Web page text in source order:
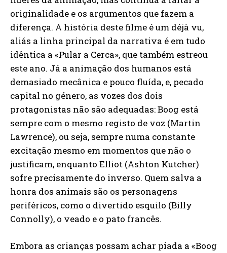
originalidade e os argumentos que fazem a
diferença. A história deste filme é um déjà vu,
aliás a linha principal da narrativa é em tudo
idêntica a «Pular a Cerca», que também estreou
este ano. Já a animação dos humanos está
demasiado mecânica e pouco fluída, e, pecado
capital no género, as vozes dos dois
protagonistas não são adequadas: Boog está
sempre com o mesmo registo de voz (Martin
Lawrence), ou seja, sempre numa constante
excitação mesmo em momentos que não o
justificam, enquanto Elliot (Ashton Kutcher)
sofre precisamente do inverso. Quem salva a
honra dos animais são os personagens
periféricos, como o divertido esquilo (Billy
Connolly), o veado e o pato francês.
Embora as crianças possam achar piada a «Boog